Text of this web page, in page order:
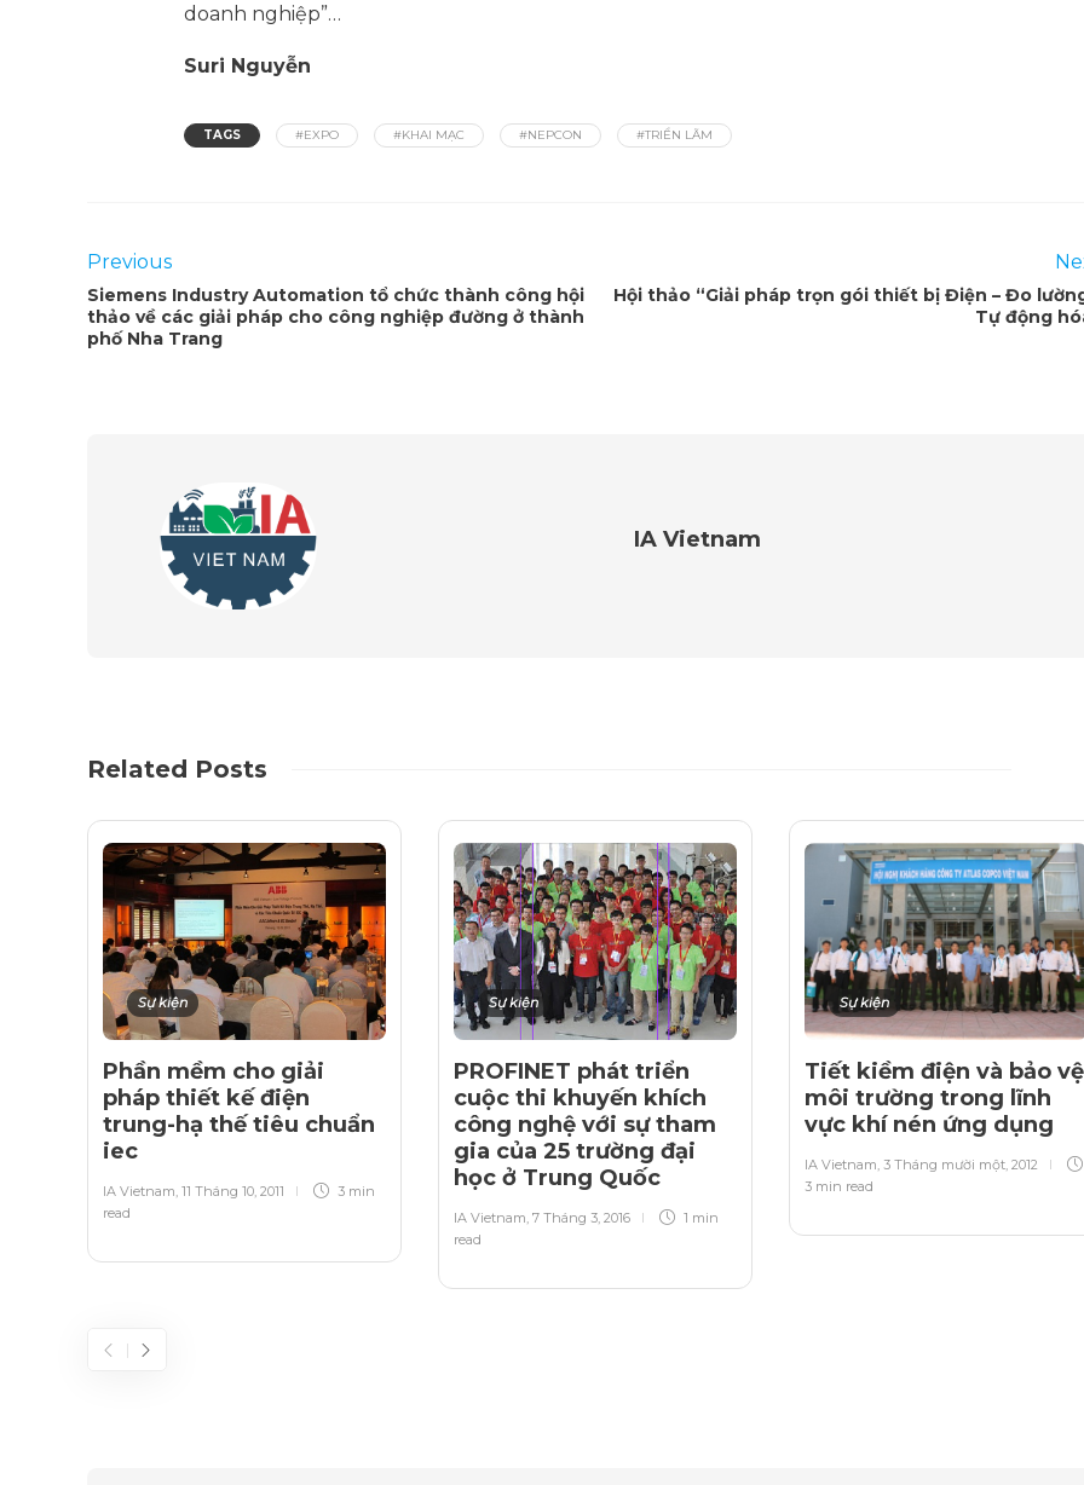
doanh nghiệp”…
Suri Nguyễn
TAGS #EXPO #KHAI MẠC #NEPCON #TRIỂN LÃM
Previous
Siemens Industry Automation tổ chức thành công hội
thảo về các giải pháp cho công nghiệp đường ở thành
phố Nha Trang
Hội thảo “Giải pháp trọn gói thiết bị Điện – Đo
Tự động
IA Vietnam
Related Posts
Sự kiện
Phần mềm cho giải
pháp thiết kế điện
trung-hạ thế tiêu chuẩn
iec
IA Vietnam, 11 Tháng 10, 2011
3 min
read
Sự kiện
PROFINET phát triển
cuộc thi khuyến khích
công nghệ với sự tham
gia của 25 trường đại
học ở Trung Quốc
IA Vietnam, 7 Tháng 3, 2016
1 min
read
Sự kiện
Tiết kiềm điện và bảo vệ
môi trường trong lĩnh
vực khí nén ứng dụng
IA Vietnam, 3 Tháng mười một, 2012
3 min read